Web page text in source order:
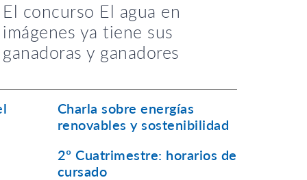
El concurso El agua en
imágenes ya tiene sus
ganadoras y ganadores
Charla sobre energías
renovables y sostenibilidad
2º Cuatrimestre: horarios de
cursado